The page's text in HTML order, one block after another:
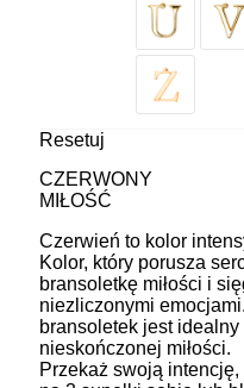
Resetuj
CZERWONY
MIŁOŚĆ
Czerwień to kolor
Kolor, który porusza
bransoletkę miłości i
niezliczonymi
bransoletek jest
nieskończonej miłości.
Przekaż swoją